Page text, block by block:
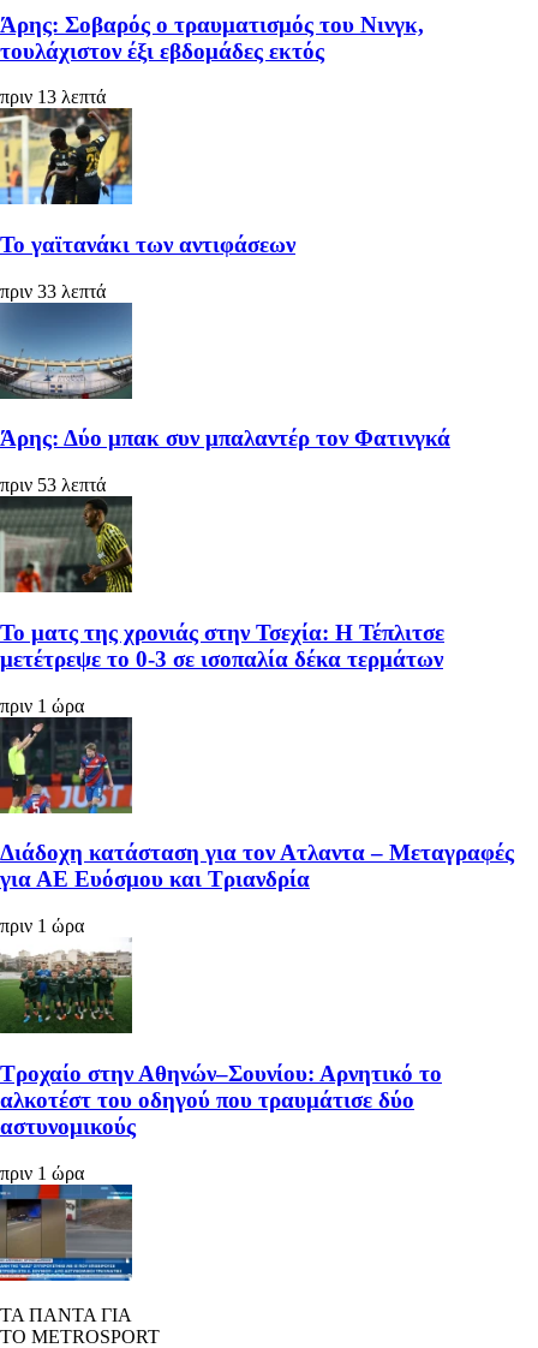
Άρης: Σοβαρός ο τραυματισμός του Νινγκ,
τουλάχιστον έξι εβδομάδες εκτός
πριν 13 λεπτά
Το γαϊτανάκι των αντιφάσεων
πριν 33 λεπτά
Άρης: Δύο μπακ συν μπαλαντέρ τον Φατινγκά
πριν 53 λεπτά
Το ματς της χρονιάς στην Τσεχία: Η Τέπλιτσε
μετέτρεψε το 0-3 σε ισοπαλία δέκα τερμάτων
πριν 1 ώρα
Διάδοχη κατάσταση για τον Ατλαντα – Μεταγραφές
για ΑΕ Ευόσμου και Τριανδρία
πριν 1 ώρα
Τροχαίο στην Αθηνών–Σουνίου: Αρνητικό το
αλκοτέστ του οδηγού που τραυμάτισε δύο
αστυνομικούς
πριν 1 ώρα
ΤΑ ΠΑΝΤΑ ΓΙΑ
ΤΟ METROSPORT